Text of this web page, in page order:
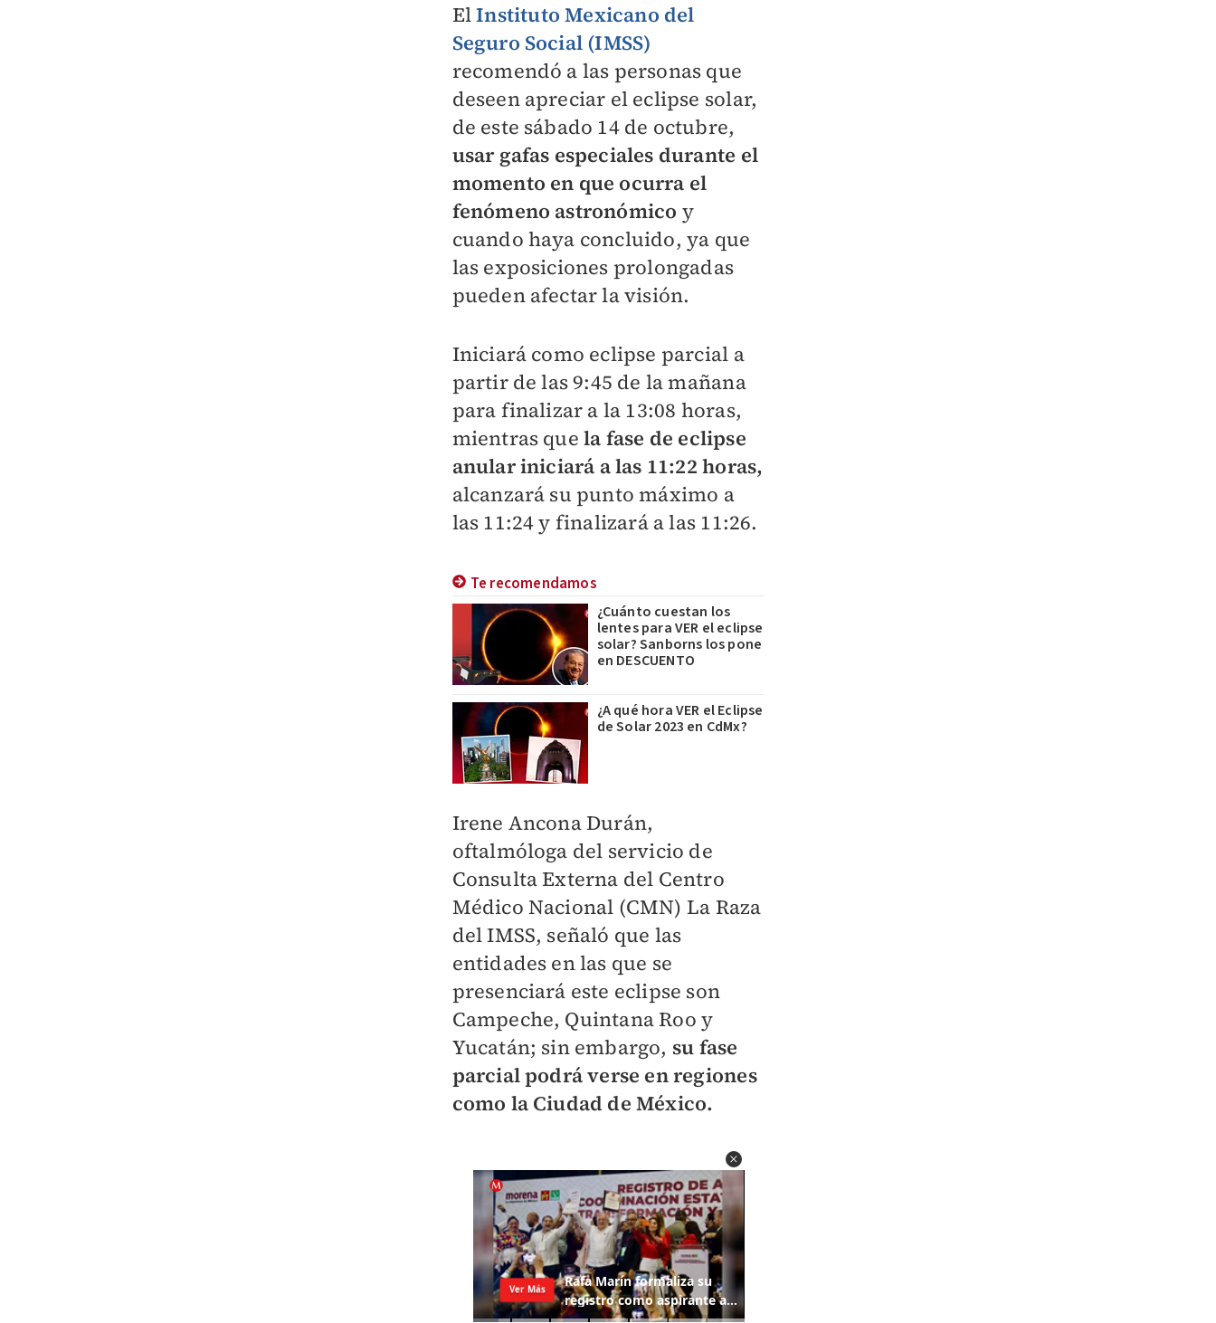
ElInstituto Mexicano del
Seguro Social (IMSS)
recomendó a las personas que
deseen apreciar el eclipse solar,
de este sábado 14 de octubre,
usar gafas especiales durante el
momento en que ocurra el
fenómeno astronómico y
cuando haya concluido, ya que
las exposiciones prolongadas
pueden afectar la visión.
Iniciará como eclipse parcial a
partir de las 9:45 de la mañana
para finalizar a la 13:08 horas,
mientras quela fase de eclipse
anular iniciará a las 11:22 horas,
alcanzará su punto máximo a
las 11:24 y finalizará a las 11:26.
Te recomendamos
¿Cuánto cuestan los
lentes para VER el eclipse
solar? Sanborns los pone
en DESCUENTO
¿A qué hora VER el Eclipse
de Solar 2023 en CdMx?
Irene Ancona Durán,
oftalmóloga del servicio de
Consulta Externa del Centro
Médico Nacional (CMN) La Raza
del IMSS, señaló que las
entidades en las que se
presenciará este eclipse son
Campeche, Quintana Roo y
Yucatán; sin embargo, su fase
parcial podrá verse en regiones
como la Ciudad de México.